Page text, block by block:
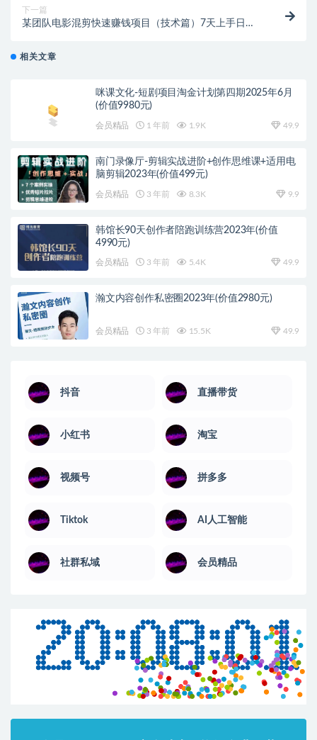
下一篇
某团队电影混剪快速赚钱项目（技术篇）7天上手日入
相关文章
咪课文化-短剧项目淘金计划第四期2025年6月
(价值9980元)
会员精品 1 年前 1.9K 49.9
南门录像厅-剪辑实战进阶+创作思维课+适用电
脑剪辑2023年(价值499元)
会员精品 3 年前 8.3K 9.9
韩馆长90天创作者陪跑训练营2023年(价值
4990元)
会员精品 3 年前 5.4K 49.9
瀚文内容创作私密圈2023年(价值2980元)
会员精品 3 年前 15.5K 49.9
抖音 直播带货
小红书 淘宝
视频号 拼多多
Tiktok AI人工智能
社群私域 会员精品